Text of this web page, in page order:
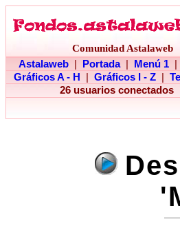
Comunidad Astalaweb
Astalaweb
Portada Menú 1
Gráficos A - H
Gráficos I - Z
26 usuarios conectados